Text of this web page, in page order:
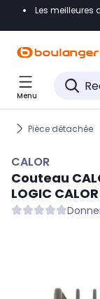
Accéder
Accéder
Accéder
Les meilleures
Menu
Pièce détachée
CALOR
Couteau
LOGIC CALOR